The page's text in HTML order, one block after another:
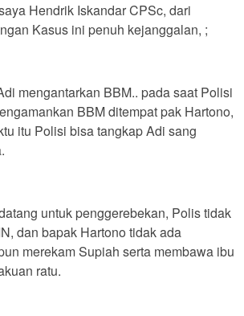
Hendrik Iskandar CPSc, dari
Kasus ini penuh kejanggalan, ;
mengantarkan BBM.. pada saat Polisi
BBM ditempat pak Hartono,
itu Polisi bisa tangkap Adi sang
untuk penggerebekan, Polis tidak
dan bapak Hartono tidak ada
merekam Supiah serta membawa ibu
ratu.